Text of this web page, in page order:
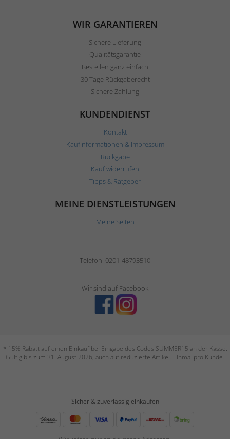
WIR GARANTIEREN
Sichere Lieferung
Qualitätsgarantie
Bestellen ganz einfach
30 Tage Rückgaberecht
Sichere Zahlung
KUNDENDIENST
Kontakt
Kaufinformationen & Impressum
Rückgabe
Kauf widerrufen
Tipps & Ratgeber
MEINE DIENSTLEISTUNGEN
Meine Seiten
Telefon: 0201-48793510
Wir sind auf Facebook
* 15% Rabatt auf einen Einkauf bei Eingabe des Codes SUMMER15 an der Kasse.
Gültig bis zum 31. August 2026, auch auf reduzierte Artikel. Einmal pro Kunde.
Sicher & zuverlässig einkaufen